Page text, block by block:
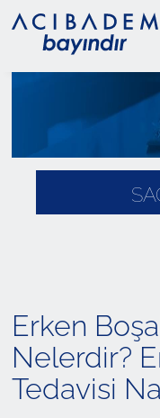
Erken
Nelerdir?
Tedavisi